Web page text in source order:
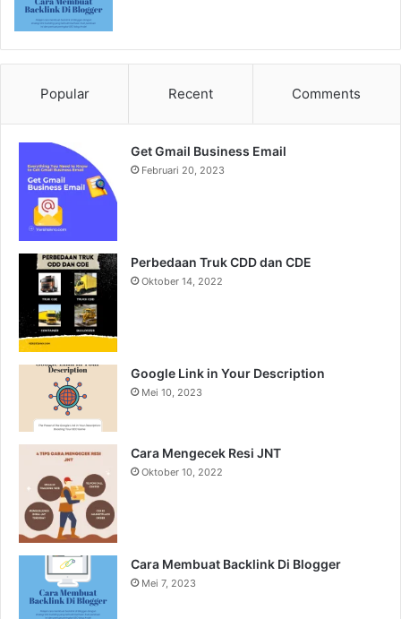
Popular Recent Comments
Get Gmail Business Email
Februari 20, 2023
Perbedaan Truk CDD dan CDE
Oktober 14, 2022
Google Link in Your Description
Mei 10, 2023
Cara Mengecek Resi JNT
Oktober 10, 2022
Cara Membuat Backlink Di Blogger
Mei 7, 2023